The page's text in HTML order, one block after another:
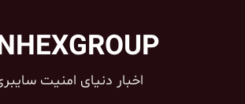
ONHEXGROUP
اخبار دنیای امنیت سایبری